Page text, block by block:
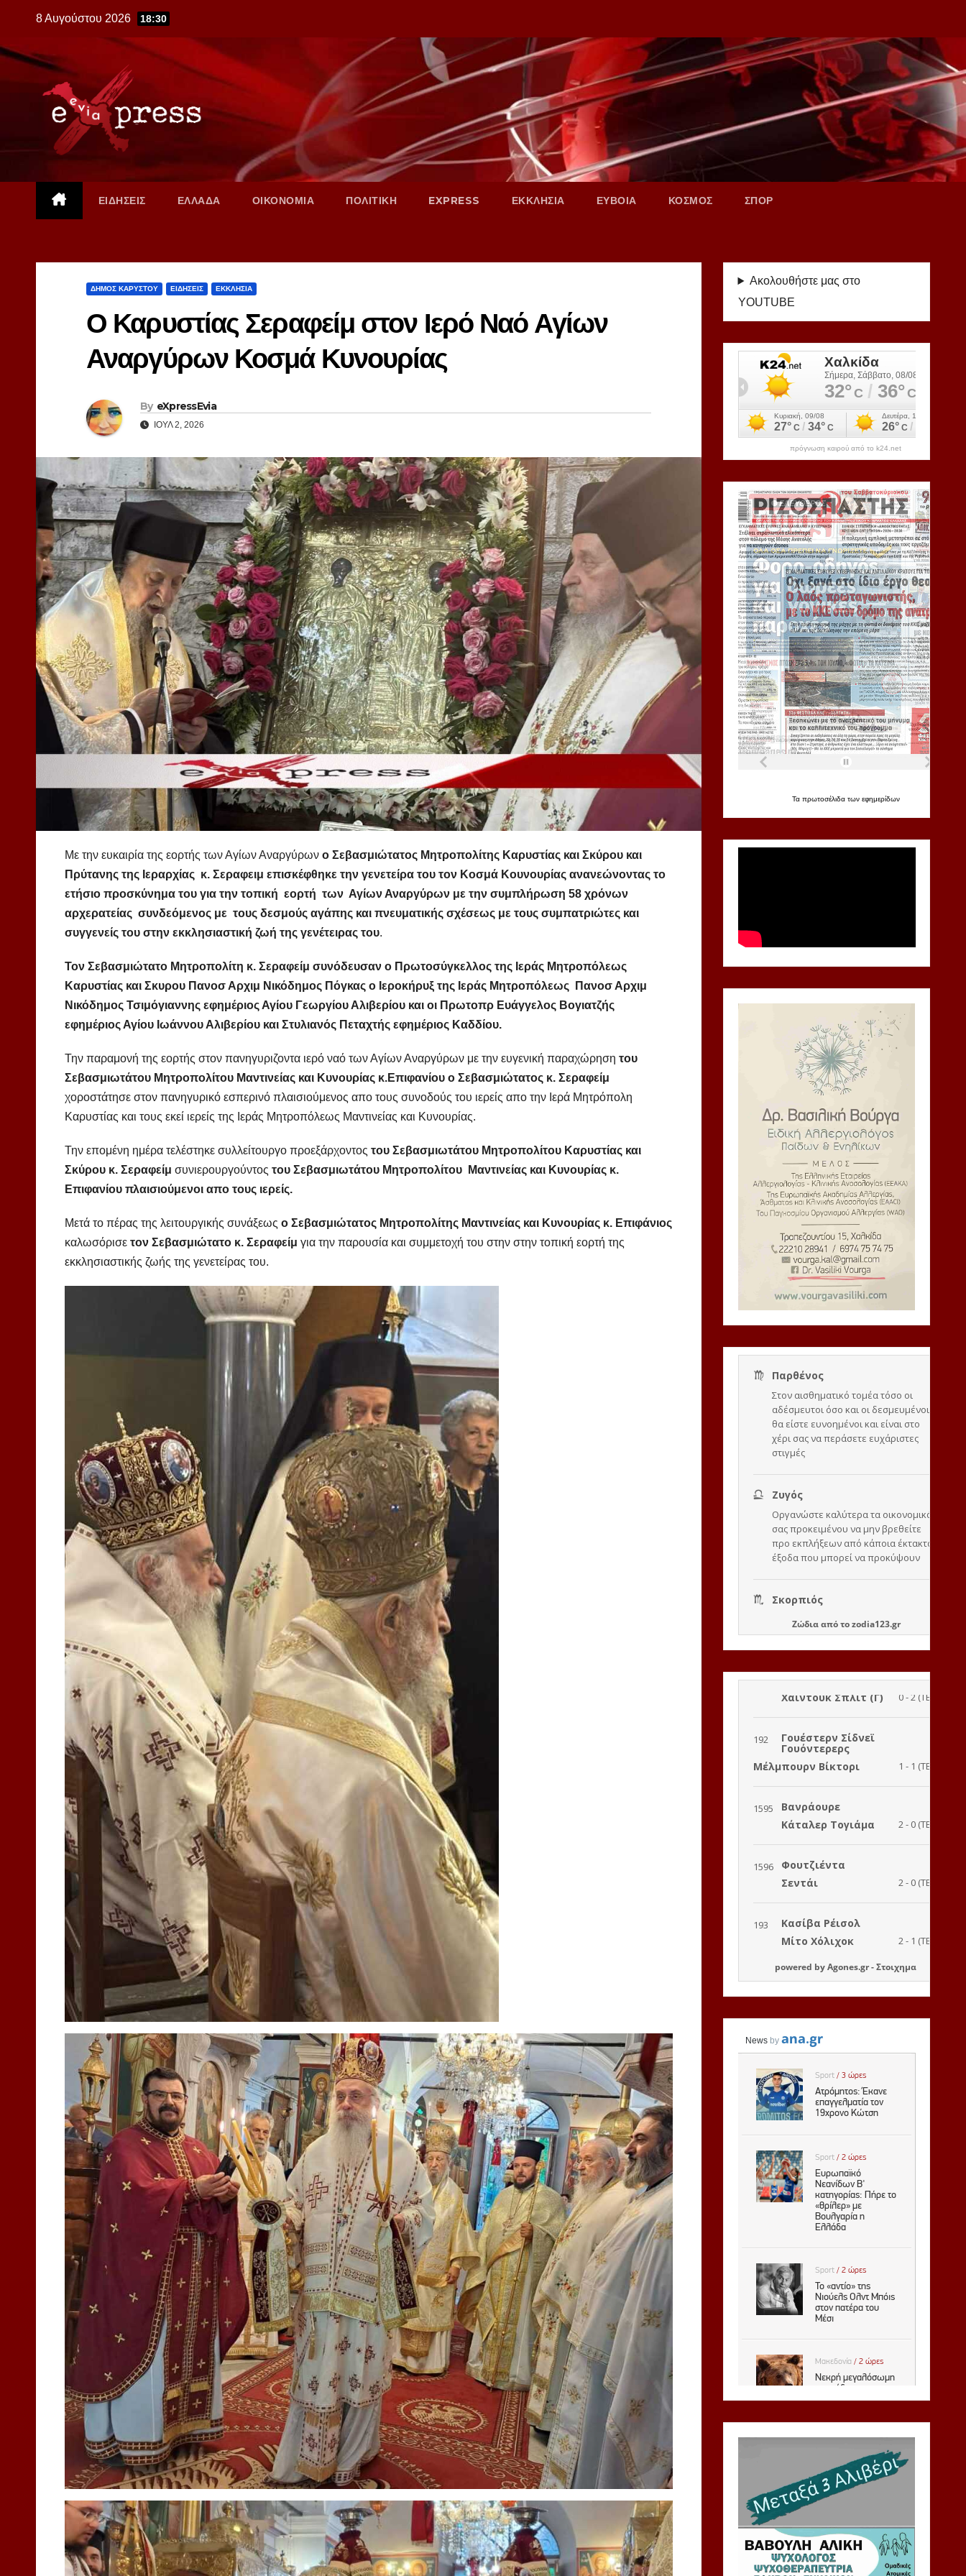
content
8 Αυγούστου 2026 18:30
ΕΙΔΗΣΕΙΣ ΕΛΛΑΔΑ ΟΙΚΟΝΟΜΙΑ ΠΟΛΙΤΙΚΗ EXPRESS ΕΚΚΛΗΣΙΑ ΕΥΒΟΙΑ ΚΟΣΜΟΣ ΣΠΟΡ
ΔΗΜΟΣ ΚΑΡΥΣΤΟΥ ΕΙΔΗΣΕΙΣ ΕΚΚΛΗΣΙΑ
Ο Καρυστίας Σεραφείμ στον Ιερό Ναό Αγίων
Αναργύρων Κοσμά Κυνουρίας
By eXpressEvia
ΙΟΎΛ 2, 2026
Με την ευκαιρία της εορτής των Αγίων Αναργύρων ο Σεβασμιώτατος Μητροπολίτης Καρυστίας και Σκύρου και
Πρύτανης της Ιεραρχίας κ. Σεραφειμ επισκέφθηκε την γενετείρα του τον Κοσμά Κουνουρίας ανανεώνοντας το
ετήσιο προσκύνημα του για την τοπική εορτή των Αγίων Αναργύρων με την συμπλήρωση 58 χρόνων
αρχερατείας συνδεόμενος με τους δεσμούς αγάπης και πνευματικής σχέσεως με τους συμπατριώτες και
συγγενείς του στην εκκλησιαστική ζωή της γενέτειρας του.
Τον Σεβασμιώτατο Μητροπολίτη κ. Σεραφείμ συνόδευσαν ο Πρωτοσύγκελλος της Ιεράς Μητροπόλεως
Καρυστίας και Σκυρου Πανοσ Αρχιμ Νικόδημος Πόγκας ο Ιεροκήρυξ της Ιεράς Μητροπόλεως Πανοσ Αρχιμ
Νικόδημος Τσιμόγιαννης εφημέριος Αγίου Γεωργίου Αλιβερίου και οι Πρωτοπρ Ευάγγελος Βογιατζής
εφημέριος Αγίου Ιωάννου Αλιβερίου και Στυλιανός Πεταχτής εφημέριος Καδδίου.
Την παραμονή της εορτής στον πανηγυριζοντα ιερό ναό των Αγίων Αναργύρων με την ευγενική παραχώρηση του
Σεβασμιωτάτου Μητροπολίτου Μαντινείας και Κυνουρίας κ.Επιφανίου ο Σεβασμιώτατος κ. Σεραφείμ
χοροστάτησε στον πανηγυρικό εσπερινό πλαισιούμενος απο τους συνοδούς του ιερείς απο την Ιερά Μητρόπολη
Καρυστίας και τους εκεί ιερείς της Ιεράς Μητροπόλεως Μαντινείας και Κυνουρίας.
Την επομένη ημέρα τελέστηκε συλλείτουργο προεξάρχοντος του Σεβασμιωτάτου Μητροπολίτου Καρυστίας και
Σκύρου κ. Σεραφείμ συνιερουργούντος του Σεβασμιωτάτου Μητροπολίτου Μαντινείας και Κυνουρίας κ.
Επιφανίου πλαισιούμενοι απο τους ιερείς.
Μετά το πέρας της λειτουργικής συνάξεως ο Σεβασμιώτατος Μητροπολίτης Μαντινείας και Κυνουρίας κ. Επιφάνιος
καλωσόρισε τον Σεβασμιώτατο κ. Σεραφείμ για την παρουσία και συμμετοχή του στην στην τοπική εορτή της
εκκλησιαστικής ζωής της γενετείρας του.
Ακολουθήστε μας στο
YOUTUBE
πρόγνωση καιρού από το k24.net
Τα πρωτοσέλιδα των εφημερίδων
Ζώδιααπό τοzodia123.gr
powered byAgones.gr-Στοιχημα